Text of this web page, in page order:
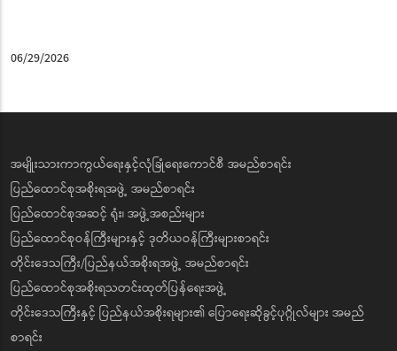
06/29/2026
အမျိုးသားကာကွယ်ရေးနှင့်လုံခြုံရေးကောင်စီ အမည်စာရင်း
ပြည်ထောင်စုအစိုးရအဖွဲ့ အမည်စာရင်း
ပြည်ထောင်စုအဆင့် ရုံး၊ အဖွဲ့အစည်းများ
ပြည်ထောင်စုဝန်ကြီးများနှင့် ဒုတိယဝန်ကြီးများစာရင်း
တိုင်းဒေသကြီး/ပြည်နယ်အစိုးရအဖွဲ့ အမည်စာရင်း
ပြည်ထောင်စုအစိုးရသတင်းထုတ်ပြန်ရေးအဖွဲ့
တိုင်းဒေသကြီးနှင့် ပြည်နယ်အစိုးရများ၏ ပြောရေးဆိုခွင့်ပုဂ္ဂိုလ်များ အမည်
စာရင်း